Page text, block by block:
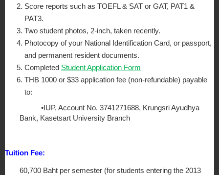
Score reports such as TOEFL & SAT or GAT, PAT1 &
PAT3.
Two student photos, 2-inch, taken recently.
Photocopy of your National Identification Card, or passport,
and permanent resident documents.
Completed Student Application Form
THB 1000 or $33 application fee (non-refundable) payable
to:
•IUP, Account No. 3741271688, Krungsri Ayudhya
Bank, Kasetsart University Branch
Tuition Fee:
60,700 Baht per semester (for students entering the 2013